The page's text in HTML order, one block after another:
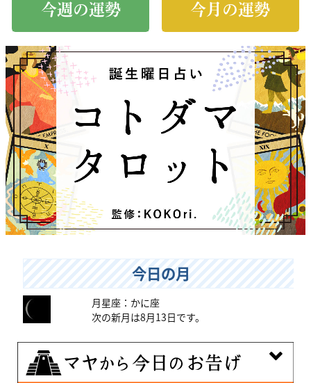
今週の運勢 今月の運勢
今日の月
月星座：かに座
次の新月は8月13日です。